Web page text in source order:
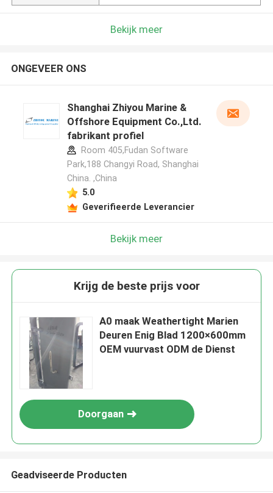
Bekijk meer
ONGEVEER ONS
Shanghai Zhiyou Marine &
Offshore Equipment Co.,Ltd.
fabrikant profiel
Room 405,Fudan Software
Park,188 Changyi Road, Shanghai
China. ,China
5.0
Geverifieerde Leverancier
Bekijk meer
Krijg de beste prijs voor
A0 maak Weathertight Marien
Deuren Enig Blad 1200×600mm
OEM vuurvast ODM de Dienst
Doorgaan
Geadviseerde Producten